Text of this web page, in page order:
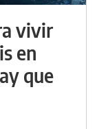
vivir
en
que